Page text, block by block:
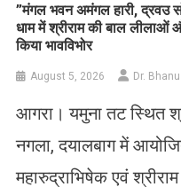
​”मंगल भवन अमंगल हारी, द्रवउ
धाम में श्रीराम की बाल लीलाओं
किया भावविभोर
August 5, 2026 Dr.
आगरा। यमुना तट स्थित
नगला, दयालबाग में
महारुद्राभिषेक एवं